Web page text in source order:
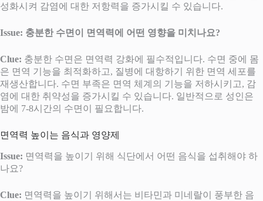
성화시켜 감염에 대한 저항력을 증가시킬 수 있습니다.
Issue: 충분한 수면이 면역력에 어떤 영향을 미치나요?
Clue: 충분한 수면은 면역력 강화에 필수적입니다. 수면 중에 몸
은 면역 기능을 최적화하고, 질병에 대항하기 위한 면역 세포를
재생산합니다. 수면 부족은 면역 체계의 기능을 저하시키고, 감
염에 대한 취약성을 증가시킬 수 있습니다. 일반적으로 성인은
밤에 7-8시간의 수면이 필요합니다.
면역력 높이는 음식과 영양제
Issue: 면역력을 높이기 위해 식단에서 어떤 음식을 섭취해야 하
나요?
Clue: 면역력을 높이기 위해서는 비타민과 미네랄이 풍부한 음